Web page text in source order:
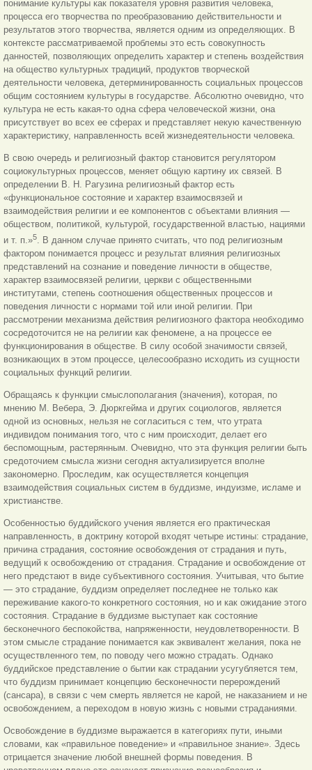
понимание культуры как показателя уровня развития человека,
процесса его творчества по преобразованию действительности и
результатов этого творчества, является одним из определяющих. В
контексте рассматриваемой проблемы это есть совокупность
данностей, позволяющих определить характер и степень воздействия
на общество культурных традиций, продуктов творческой
деятельности человека, детерминированность социальных процессов
общим состоянием культуры в государстве. Абсолютно очевидно, что
культура не есть какая-то одна сфера человеческой жизни, она
присутствует во всех ее сферах и представляет некую качественную
характеристику, направленность всей жизнедеятельности человека.
В свою очередь и религиозный фактор становится регулятором
социокультурных процессов, меняет общую картину их связей. В
определении В. Н. Рагузина религиозный фактор есть
«функциональное состояние и характер взаимосвязей и
взаимодействия религии и ее компонентов с объектами влияния —
обществом, политикой, культурой, государственной властью, нациями
и т. п.»5. В данном случае принято считать, что под религиозным
фактором понимается процесс и результат влияния религиозных
представлений на сознание и поведение личности в обществе,
характер взаимосвязей религии, церкви с общественными
институтами, степень соотношения общественных процессов и
поведения личности с нормами той или иной религии. При
рассмотрении механизма действия религиозного фактора необходимо
сосредоточится не на религии как феномене, а на процессе ее
функционирования в обществе. В силу особой значимости связей,
возникающих в этом процессе, целесообразно исходить из сущности
социальных функций религии.
Обращаясь к функции смыслополагания (значения), которая, по
мнению М. Вебера, Э. Дюркгейма и других социологов, является
одной из основных, нельзя не согласиться с тем, что утрата
индивидом понимания того, что с ним происходит, делает его
беспомощным, растерянным. Очевидно, что эта функция религии быть
средоточием смысла жизни сегодня актуализируется вполне
закономерно. Проследим, как осуществляется концепция
взаимодействия социальных систем в буддизме, индуизме, исламе и
христианстве.
Особенностью буддийского учения является его практическая
направленность, в доктрину которой входят четыре истины: страдание,
причина страдания, состояние освобождения от страдания и путь,
ведущий к освобождению от страдания. Страдание и освобождение от
него предстают в виде субъективного состояния. Учитывая, что бытие
— это страдание, буддизм определяет последнее не только как
переживание какого-то конкретного состояния, но и как ожидание этого
состояния. Страдание в буддизме выступает как состояние
бесконечного беспокойства, напряженности, неудовлетворенности. В
этом смысле страдание понимается как эквивалент желания, пока не
осуществленного тем, по поводу чего можно страдать. Однако
буддийское представление о бытии как страдании усугубляется тем,
что буддизм принимает концепцию бесконечности перерождений
(сансара), в связи с чем смерть является не карой, не наказанием и не
освобождением, а переходом в новую жизнь с новыми страданиями.
Освобождение в буддизме выражается в категориях пути, иными
словами, как «правильное поведение» и «правильное знание». Здесь
отрицается значение любой внешней формы поведения. В